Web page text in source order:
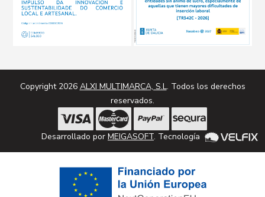
Copyright 2026 ALXI MULTIMARCA, S.L. Todos los derechos
reservados.
Desarrollado por MEIGASOFT. Tecnología